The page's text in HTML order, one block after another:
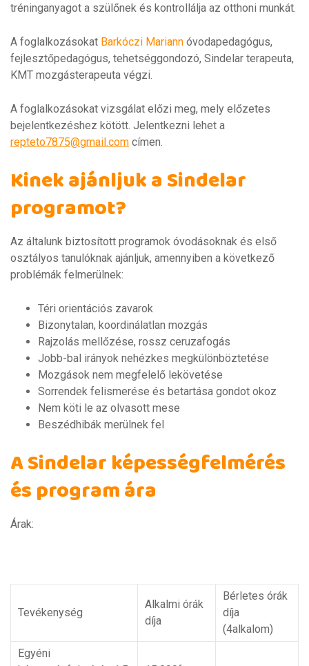
tréninganyagot a szülőnek és kontrollálja az otthoni munkát.
A foglalkozásokat Barkóczi Mariann óvodapedagógus,
fejlesztőpedagógus, tehetséggondozó, Sindelar terapeuta,
KMT mozgásterapeuta végzi.
A foglalkozásokat vizsgálat előzi meg, mely előzetes
bejelentkezéshez kötött. Jelentkezni lehet a
repteto7875@gmail.com címen.
Kinek ajánljuk a Sindelar
programot?
Az általunk biztosított programok óvodásoknak és első
osztályos tanulóknak ajánljuk, amennyiben a következő
problémák felmerülnek:
Téri orientációs zavarok
Bizonytalan, koordinálatlan mozgás
Rajzolás mellőzése, rossz ceruzafogás
Jobb-bal irányok nehézkes megkülönböztetése
Mozgások nem megfelelő lekövetése
Sorrendek felismerése és betartása gondot okoz
Nem köti le az olvasott mese
Beszédhibák merülnek fel
A Sindelar képességfelmérés
és program ára
Árak:
Tevékenység
Alkalmi órák
díja
Bérletes órák
díja
(4alkalom)
Egyéni